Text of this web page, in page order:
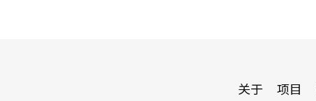
关于 项目